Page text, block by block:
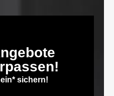
sichern!